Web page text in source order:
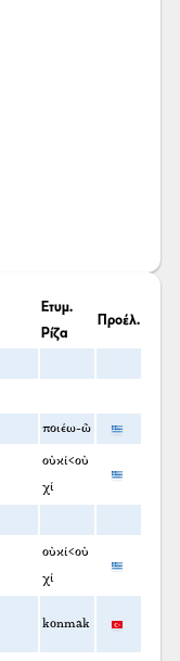
Ετυμ.
Ρίζα
Προέλ.
ποιέω-ῶ
οὐκί<οὐ
χί
οὐκί<οὐ
χί
konmak